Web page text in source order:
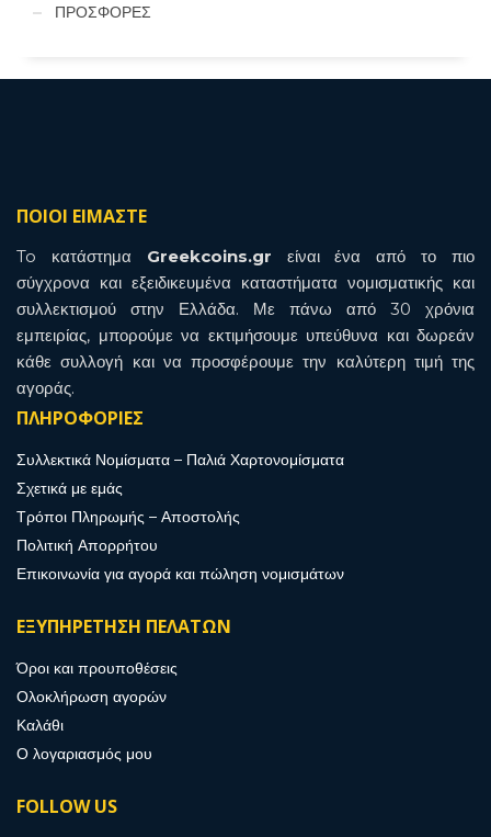
ΠΡΟΣΦΟΡΕΣ
ΠΟΙΟΙ ΕΙΜΑΣΤΕ
To κατάστημα Greekcoins.gr είναι ένα από το πιο
σύγχρονα και εξειδικευμένα καταστήματα νομισματικής και
συλλεκτισμού στην Ελλάδα. Με πάνω από 30 χρόνια
εμπειρίας, μπορούμε να εκτιμήσουμε υπεύθυνα και δωρεάν
κάθε συλλογή και να προσφέρουμε την καλύτερη τιμή της
αγοράς.
ΠΛΗΡΟΦΟΡΙΕΣ
Συλλεκτικά Νομίσματα – Παλιά Χαρτονομίσματα
Σχετικά με εμάς
Τρόποι Πληρωμής – Αποστολής
Πολιτική Απορρήτου
Επικοινωνία για αγορά και πώληση νομισμάτων
ΕΞΥΠΗΡΕΤΗΣΗ ΠΕΛΑΤΩΝ
Όροι και προυποθέσεις
Ολοκλήρωση αγορών
Καλάθι
Ο λογαριασμός μου
FOLLOW US